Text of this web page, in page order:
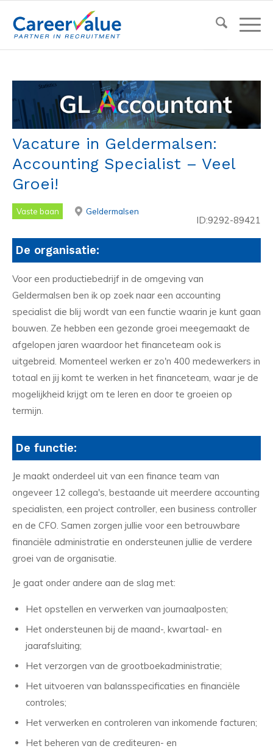
Vacature in Geldermalsen:
Accounting Specialist – Veel
Groei!
Vaste baan Geldermalsen
ID:9292-89421
De organisatie:
Voor een productiebedrijf in de omgeving van
Geldermalsen ben ik op zoek naar een accounting
specialist die blij wordt van een functie waarin je kunt gaan
bouwen. Ze hebben een gezonde groei meegemaakt de
afgelopen jaren waardoor het financeteam ook is
uitgebreid. Momenteel werken er zo'n 400 medewerkers in
totaal en jij komt te werken in het financeteam, waar je de
mogelijkheid krijgt om te leren en door te groeien op
termijn.
De functie:
Je maakt onderdeel uit van een finance team van
ongeveer 12 collega's, bestaande uit meerdere accounting
specialisten, een project controller, een business controller
en de CFO. Samen zorgen jullie voor een betrouwbare
financiële administratie en ondersteunen jullie de verdere
groei van de organisatie.
Je gaat onder andere aan de slag met:
Het opstellen en verwerken van journaalposten;
Het ondersteunen bij de maand-, kwartaal- en
jaarafsluiting;
Het verzorgen van de grootboekadministratie;
Het uitvoeren van balansspecificaties en financiële
controles;
Het verwerken en controleren van inkomende facturen;
Het beheren van de crediteuren- en